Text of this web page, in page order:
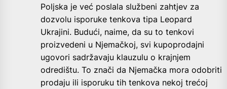
Poljska je već poslala službeni zahtjev za
dozvolu isporuke tenkova tipa Leopard
Ukrajini. Budući, naime, da su to tenkovi
proizvedeni u Njemačkoj, svi kupoprodajni
ugovori sadržavaju klauzulu o krajnjem
odredištu. To znači da Njemačka mora odobriti
prodaju ili isporuku tih tenkova nekoj trećoj